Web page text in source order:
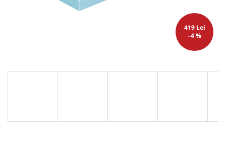
419 Lei
–4 %